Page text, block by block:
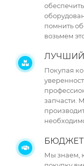
помнить
возьмем
ЛУЧШИЙ
Покупая
запчасти.
Мы знаем,